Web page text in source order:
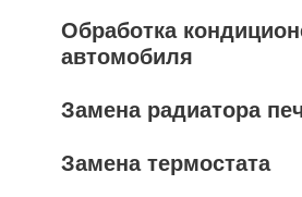
Обработка
автомобиля
Замена радиатора
Замена термостата